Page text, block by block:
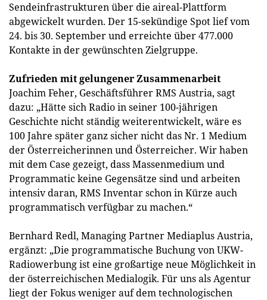
Sendeinfrastrukturen über die aireal-Plattform
abgewickelt wurden. Der 15-sekündige Spot lief vom
24. bis 30. September und erreichte über 477.000
Kontakte in der gewünschten Zielgruppe.
Zufrieden mit gelungener Zusammenarbeit
Joachim Feher, Geschäftsführer RMS Austria, sagt
dazu: „Hätte sich Radio in seiner 100-jährigen
Geschichte nicht ständig weiterentwickelt, wäre es
100 Jahre später ganz sicher nicht das Nr. 1 Medium
der Österreicherinnen und Österreicher. Wir haben
mit dem Case gezeigt, dass Massenmedium und
Programmatic keine Gegensätze sind und arbeiten
intensiv daran, RMS Inventar schon in Kürze auch
programmatisch verfügbar zu machen.“
Bernhard Redl, Managing Partner Mediaplus Austria,
ergänzt: „Die programmatische Buchung von UKW-
Radiowerbung ist eine großartige neue Möglichkeit in
der österreichischen Medialogik. Für uns als Agentur
liegt der Fokus weniger auf dem technologischen